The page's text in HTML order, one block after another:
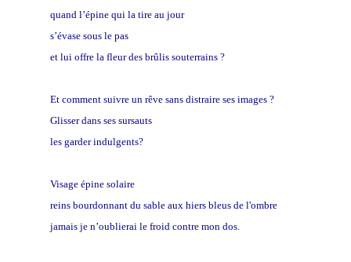
quand l’épine qui la tire au jour
s’évase sous le pas
et lui offre la fleur des brûlis souterrains ?
Et comment suivre un rêve sans distraire ses images ?
Glisser dans ses sursauts
les garder indulgents?
Visage épine solaire
reins bourdonnant du sable aux hiers bleus de l'ombre
jamais je n’oublierai le froid contre mon dos.